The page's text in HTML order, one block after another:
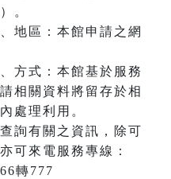
。
地區：本館申請之網
方式：本館基於服務
相關資料將留存於相
處理利用。
詢有關之資訊，除可
可來電服務專線：
轉777